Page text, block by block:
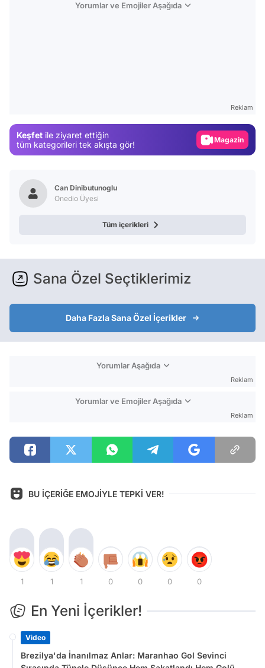
Yorumlar ve Emojiler Aşağıda
Reklam
Keşfet ile ziyaret ettiğin
tüm kategorileri tek akışta gör!
Magazin
Can Dinibutunoglu
Onedio Üyesi
Tüm içerikleri
Sana Özel Seçtiklerimiz
Daha Fazla Sana Özel İçerikler
Yorumlar Aşağıda
Reklam
Yorumlar ve Emojiler Aşağıda
Reklam
BU İÇERİĞE EMOJİYLE TEPKİ VER!
1 1 1 0 0 0 0
En Yeni İçerikler!
Video
Brezilya'da İnanılmaz Anlar: Maranhao Gol Sevinci